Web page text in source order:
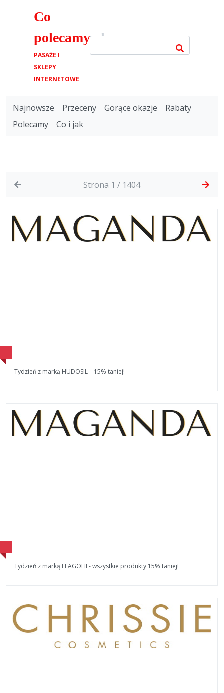
Co
polecamy.pl
PASAŻE I
SKLEPY
INTERNETOWE
Najnowsze Przeceny Gorące okazje
Rabaty
Polecamy
Co i jak
Strona 1 / 1404
Tydzień z marką HUDOSIL – 15% taniej!
Tydzień z marką FLAGOLIE- wszystkie produkty 15% taniej!